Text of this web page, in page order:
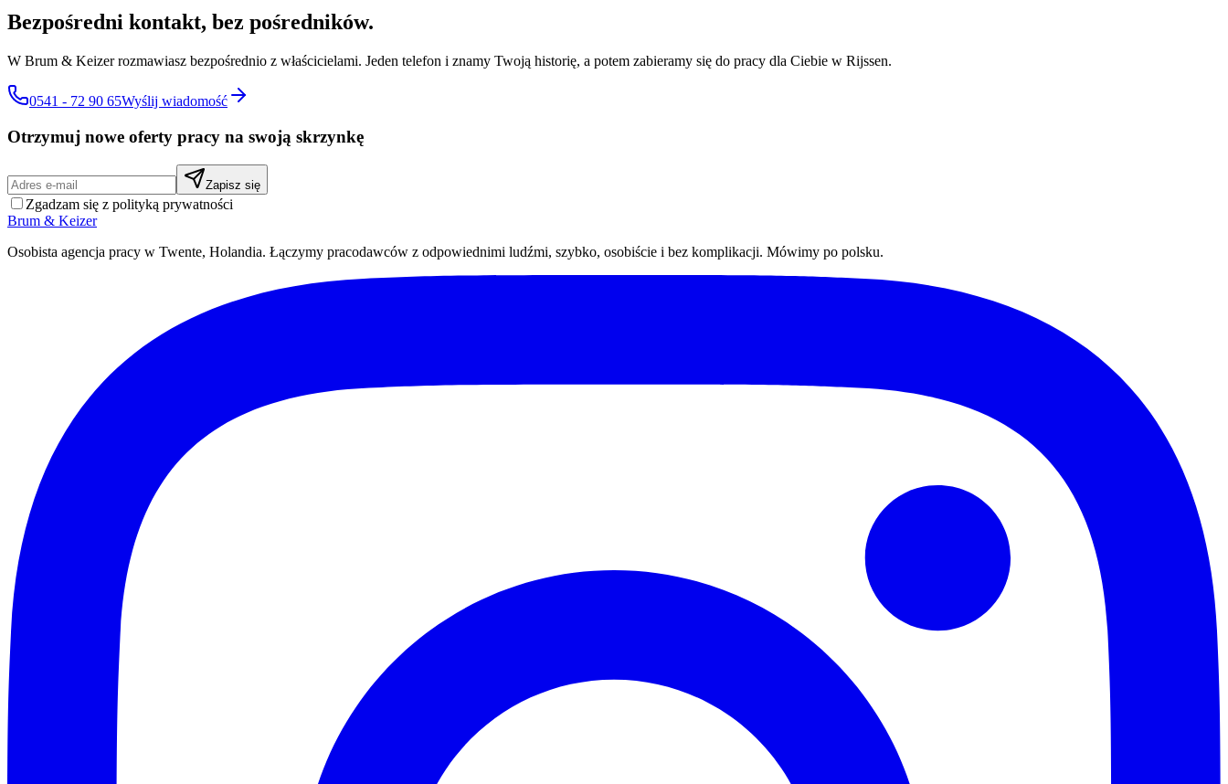
Bezpośredni kontakt, bez pośredników.
W Brum & Keizer rozmawiasz bezpośrednio z właścicielami. Jeden telefon i znamy Twoją historię, a potem zabieramy się do pracy dla Ciebie w Rijssen.
0541 - 72 90 65Wyślij wiadomość
Otrzymuj nowe oferty pracy na swoją skrzynkę
Zapisz się
Zgadzam się z polityką prywatności
Brum & Keizer
Osobista agencja pracy w Twente, Holandia. Łączymy pracodawców z odpowiednimi ludźmi, szybko, osobiście i bez komplikacji. Mówimy po polsku.